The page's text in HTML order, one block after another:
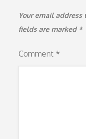
Your email
fields are marked *
Comment *